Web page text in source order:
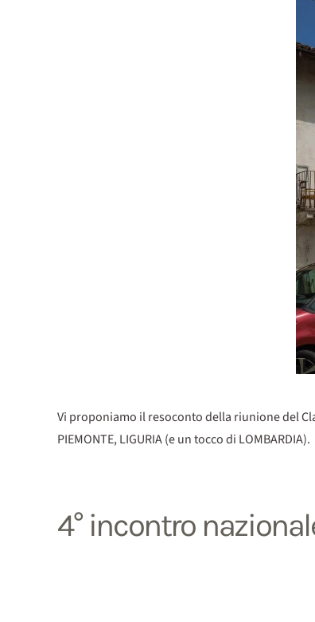
Vi proponiamo il resoconto della riunione del
PIEMONTE, LIGURIA (e un tocco di LOMBARDIA).
4° incontro